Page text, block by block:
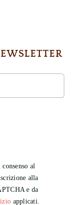
al
alla
e da
applicati.